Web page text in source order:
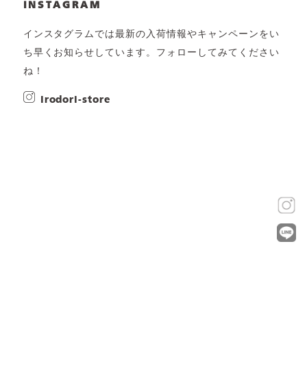
INSTAGRAM
インスタグラムでは最新の入荷情報やキャンペーンをい
ち早くお知らせしています。フォローしてみてください
ね！
irodori-store